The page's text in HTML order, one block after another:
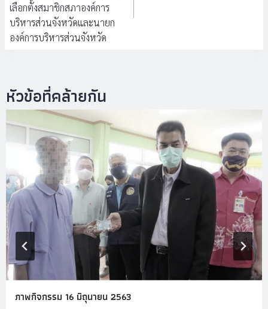
เลือกตั้งสมาชิกสภาองค์การ
บริหารส่วนจังหวัดและนายก
องค์การบริหารส่วนจังหวัด
ภาพกิจกรรม 16 มิถุนายน 2563